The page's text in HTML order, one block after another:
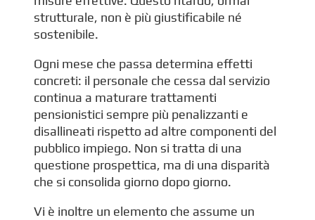
strutturale, non è più giustificabile né
sostenibile.
Ogni mese che passa determina effetti
concreti: il personale che cessa dal servizio
continua a maturare trattamenti
pensionistici sempre più penalizzanti e
disallineati rispetto ad altre componenti del
pubblico impiego. Non si tratta di una
questione prospettica, ma di una disparità
che si consolida giorno dopo giorno.
Vi è inoltre un elemento che assume un